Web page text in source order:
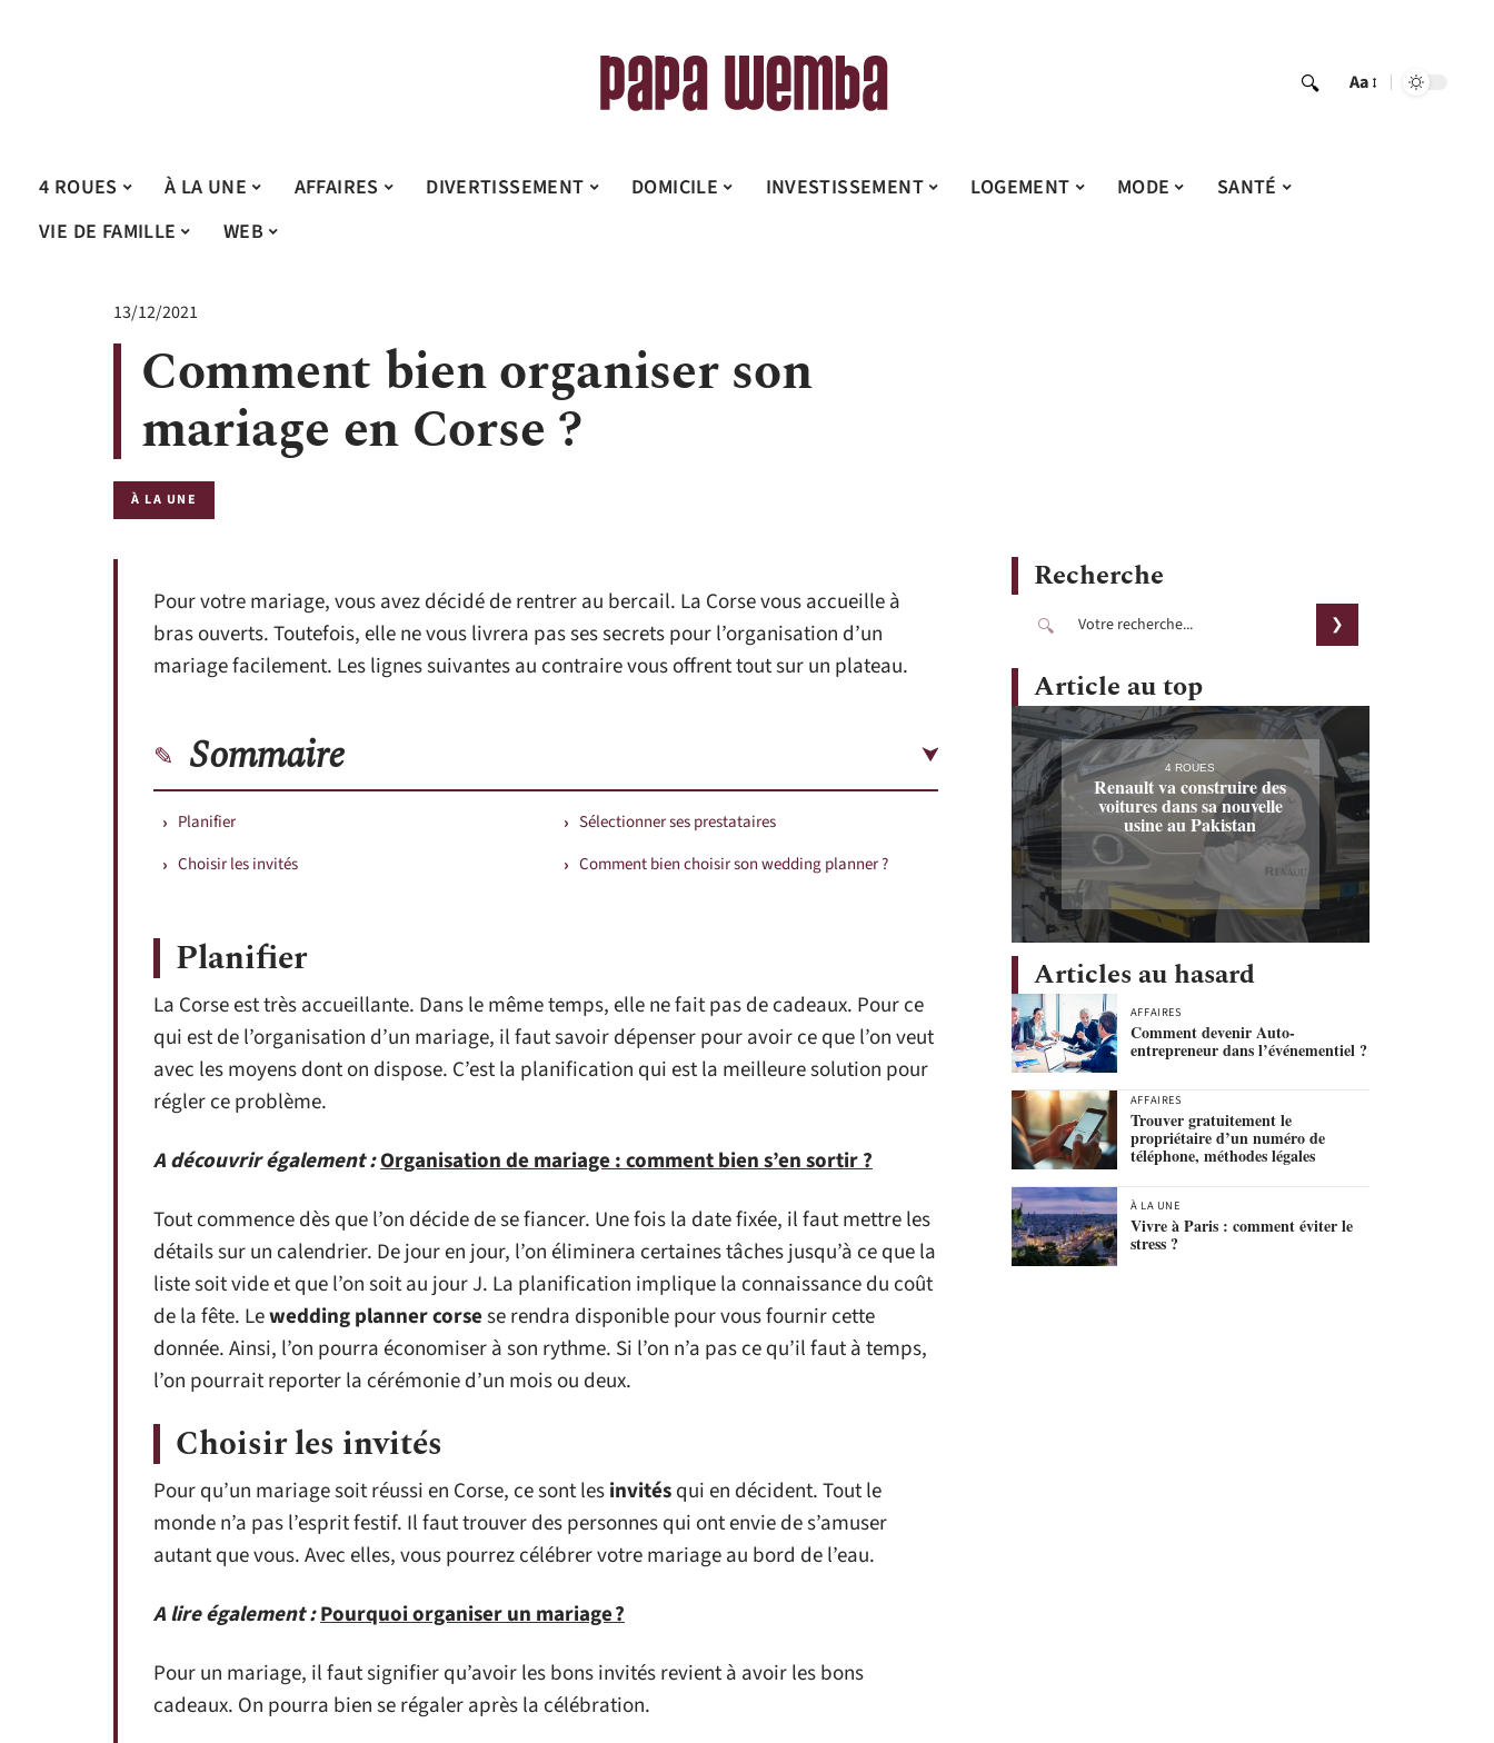
Aa
4 ROUES À LA UNE AFFAIRES DIVERTISSEMENT DOMICILE INVESTISSEMENT LOGEMENT MODE
SANTÉ
VIE DE FAMILLE
WEB
13/12/2021
Comment bien organiser son
mariage en Corse ?
À LA UNE
Pour votre mariage, vous avez décidé de rentrer au bercail. La Corse vous accueille à
bras ouverts. Toutefois, elle ne vous livrera pas ses secrets pour l’organisation d’un
mariage facilement. Les lignes suivantes au contraire vous offrent tout sur un plateau.
Sommaire
Planifier
Choisir les invités
Sélectionner ses prestataires
Comment bien choisir son wedding planner ?
Planifier
La Corse est très accueillante. Dans le même temps, elle ne fait pas de cadeaux. Pour ce
qui est de l’organisation d’un mariage, il faut savoir dépenser pour avoir ce que l’on veut
avec les moyens dont on dispose. C’est la planification qui est la meilleure solution pour
régler ce problème.
A découvrir également :Organisation de mariage : comment bien s’en sortir ?
Tout commence dès que l’on décide de se fiancer. Une fois la date fixée, il faut mettre les
détails sur un calendrier. De jour en jour, l’on éliminera certaines tâches jusqu’à ce que la
liste soit vide et que l’on soit au jour J. La planification implique la connaissance du coût
de la fête. Lewedding planner corsese rendra disponible pour vous fournir cette
donnée. Ainsi, l’on pourra économiser à son rythme. Si l’on n’a pas ce qu’il faut à temps,
l’on pourrait reporter la cérémonie d’un mois ou deux.
Choisir les invités
Pour qu’un mariage soit réussi en Corse, ce sont lesinvitésqui en décident. Tout le
monde n’a pas l’esprit festif. Il faut trouver des personnes qui ont envie de s’amuser
autant que vous. Avec elles, vous pourrez célébrer votre mariage au bord de l’eau.
A lire également :Pourquoi organiser un mariage ?
Pour un mariage, il faut signifier qu’avoir les bons invités revient à avoir les bons
cadeaux. On pourra bien se régaler après la célébration.
Recherche
Article au top
4 ROUES
Renault va construire des
voitures dans sa nouvelle
usine au Pakistan
Articles au hasard
AFFAIRES
Comment devenir Auto-
entrepreneur dans l’événementiel ?
AFFAIRES
Trouver gratuitement le
propriétaire d’un numéro de
téléphone, méthodes légales
À LA UNE
Vivre à Paris : comment éviter le
stress ?